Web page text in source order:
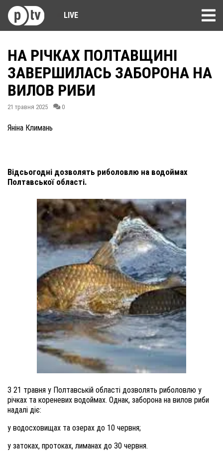
LIVE
НА РІЧКАХ ПОЛТАВЩИНІ
ЗАВЕРШИЛАСЬ ЗАБОРОНА НА
ВИЛОВ РИБИ
21 травня 2025 0
Яніна Климань
Відсьогодні дозволять риболовлю на водоймах
Полтавської області.
З 21 травня у Полтавській області дозволять риболовлю у
річках та кореневих водоймах. Однак, заборона на вилов риби
надалі діє:
у водосховищах та озерах до 10 червня;
у затоках, протоках, лиманах до 30 червня.